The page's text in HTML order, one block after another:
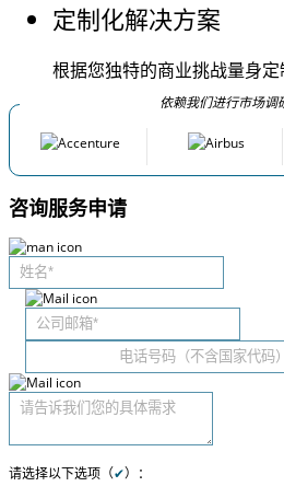
定制化解决方案
根据您独特的商业挑战量身定
依赖我们进行市场调
咨询服务申请
请选择以下选项（✔）：